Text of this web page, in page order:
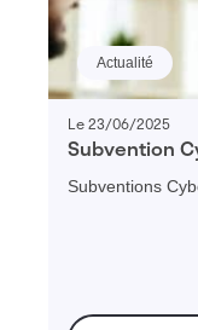
Actualité
Le 23/06/2025
Subvention
régionaux
plans de
Subventions